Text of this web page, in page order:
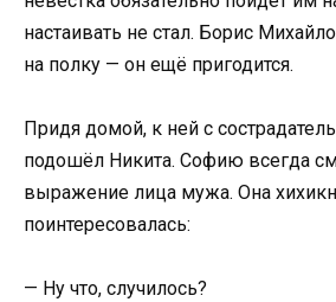
настаивать не стал. Борис
на полку — он ещё пригодится.
Придя домой, к ней с
подошёл Никита. Софию всегда
выражение лица мужа. Она
поинтересовалась:
— Ну что, случилось?